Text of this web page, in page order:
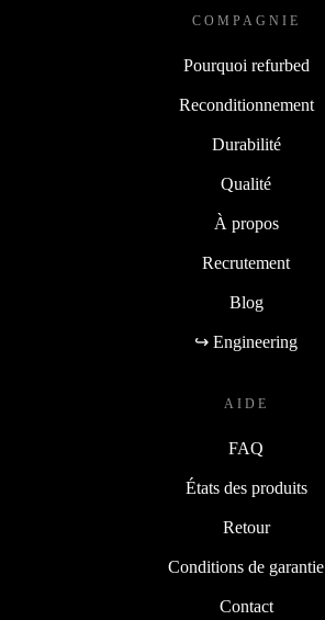
COMPAGNIE
Pourquoi refurbed
Reconditionnement
Durabilité
Qualité
À propos
Recrutement
Blog
↪ Engineering
AIDE
FAQ
États des produits
Retour
Conditions de garantie
Contact